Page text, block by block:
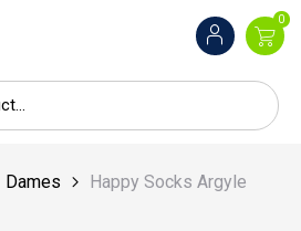
0
Dames Happy Socks Argyle